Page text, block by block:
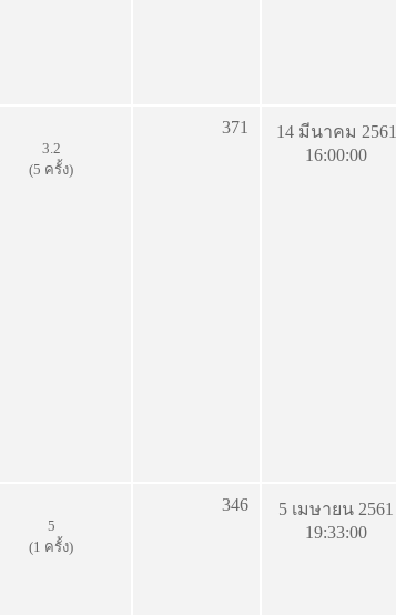
3.2
(5 ครั้ง)
371
14 มีนาคม 2561
16:00:00
5
(1 ครั้ง)
346
5 เมษายน 2561
19:33:00